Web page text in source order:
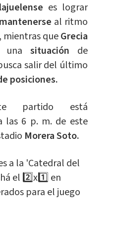
es lograr
mantenerse al ritmo
, mientras queGrecia
una situación de
salir del último
posiciones.
partido está
las 6 p. m. de este
Morera Soto.
a la 'Catedral del
el 2️⃣x1️⃣ en
para el juego